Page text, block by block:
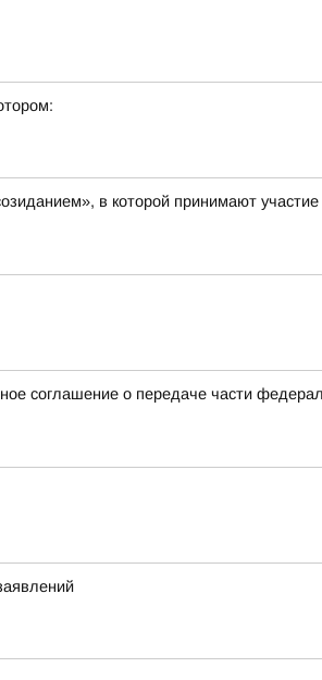
в которой принимают
соглашение о передаче части